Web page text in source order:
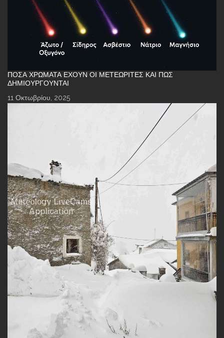
ΠΌΣΑ ΧΡΏΜΑΤΑ ΈΧΟΥΝ ΟΙ ΜΕΤΕΩΡΊΤΕΣ ΚΑΙ ΠΏΣ
ΔΗΜΙΟΥΡΓΟΎΝΤΑΙ
11 Οκτωβρίου, 2025